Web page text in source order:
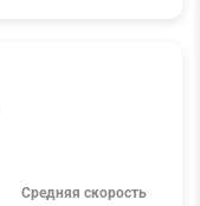
Средняя скорость